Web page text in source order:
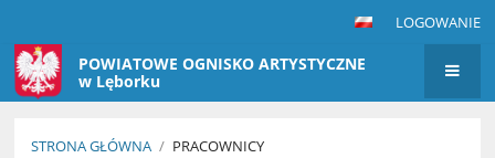
LOGOWANIE
POWIATOWE OGNISKO ARTYSTYCZNE
w Lęborku
STRONA GŁÓWNA / PRACOWNICY